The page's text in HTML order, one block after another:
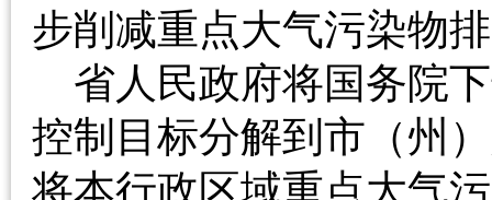
步削减重点大气污染
省人民政府将国务院
控制目标分解到市（州
将本行政区域重点大气